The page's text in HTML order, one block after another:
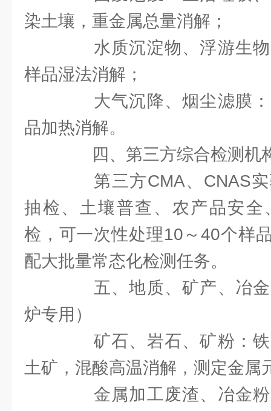
染土壤，重金属总量消解；
水质沉淀物、浮游生物
样品湿法消解；
大气沉降、烟尘滤膜：
品加热消解。
四、第三方综合检测机
第三方CMA、CNAS实
抽检、土壤普查、农产品安全
检，可一次性处理10～40个样
配大批量常态化检测任务。
五、地质、矿产、冶金
炉专用）
矿石、岩石、矿粉：铁
土矿，混酸高温消解，测定金属
金属加工废渣、冶金粉